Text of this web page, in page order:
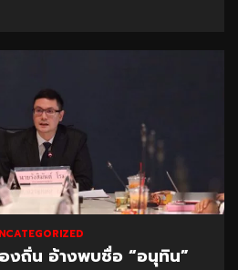
งถิ่น อ้างพบชื่อ “อนุทิน”